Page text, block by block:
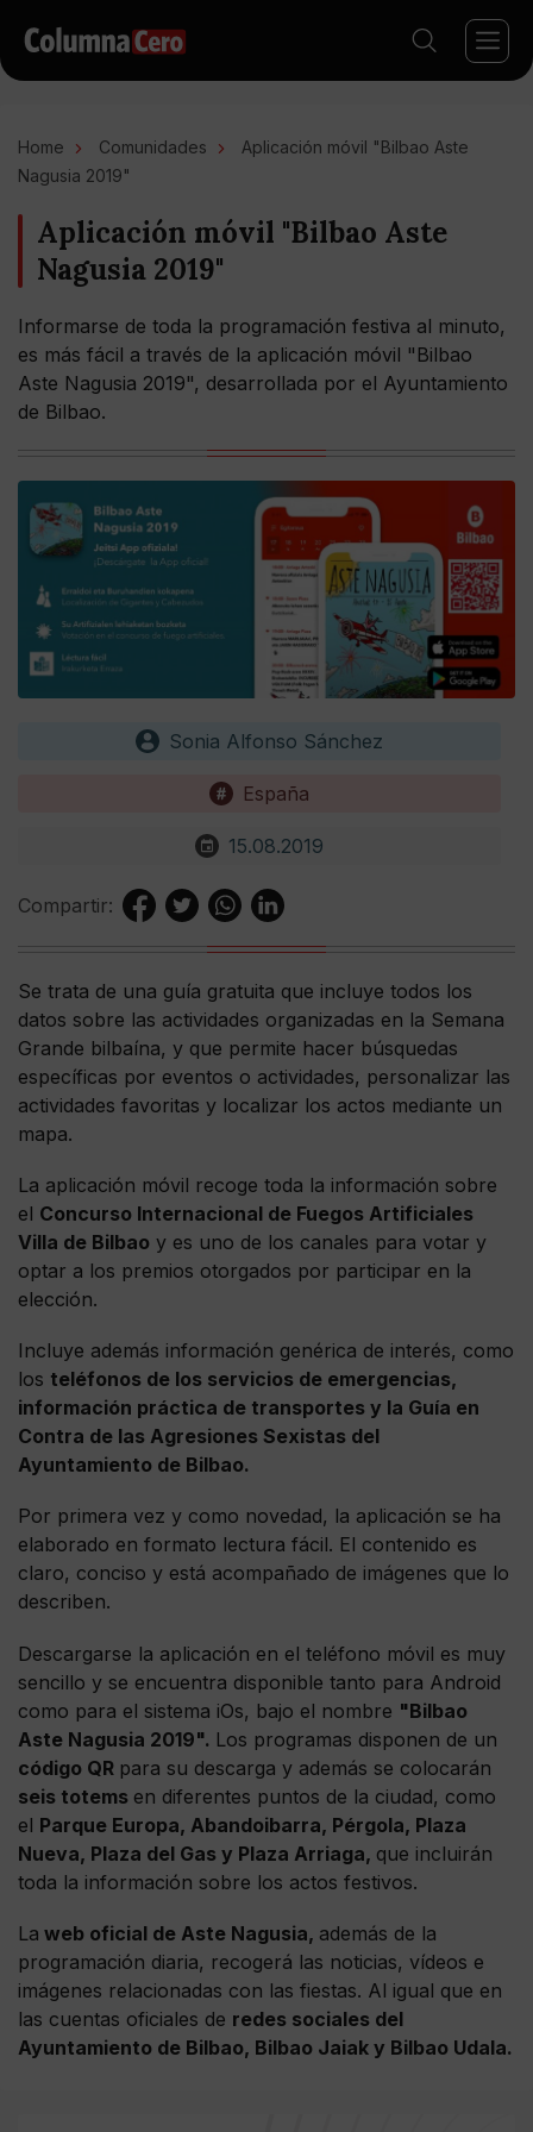
Home Comunidades
Aplicación móvil "Bilbao Aste
Nagusia 2019"
Aplicación móvil "Bilbao Aste
Nagusia 2019"
Informarse de toda la programación festiva al minuto,
es más fácil a través de la aplicación móvil "Bilbao
Aste Nagusia 2019", desarrollada por el Ayuntamiento
de Bilbao.
Sonia Alfonso Sánchez
España
15.08.2019
Compartir:
Se trata de una guía gratuita que incluye todos los
datos sobre las actividades organizadas en la Semana
Grande bilbaína, y que permite hacer búsquedas
específicas por eventos o actividades, personalizar las
actividades favoritas y localizar los actos mediante un
mapa.
La aplicación móvil recoge toda la información sobre
el Concurso Internacional de Fuegos Artificiales
Villa de Bilbao y es uno de los canales para votar y
optar a los premios otorgados por participar en la
elección.
Incluye además información genérica de interés, como
los teléfonos de los servicios de emergencias,
información práctica de transportes y la Guía en
Contra de las Agresiones Sexistas del
Ayuntamiento de Bilbao.
Por primera vez y como novedad, la aplicación se ha
elaborado en formato lectura fácil. El contenido es
claro, conciso y está acompañado de imágenes que lo
describen.
Descargarse la aplicación en el teléfono móvil es muy
sencillo y se encuentra disponible tanto para Android
como para el sistema iOs, bajo el nombre "Bilbao
Aste Nagusia 2019". Los programas disponen de un
código QR para su descarga y además se colocarán
seis totems en diferentes puntos de la ciudad, como
el Parque Europa, Abandoibarra, Pérgola, Plaza
Nueva, Plaza del Gas y Plaza Arriaga, que incluirán
toda la información sobre los actos festivos.
La web oficial de Aste Nagusia, además de la
programación diaria, recogerá las noticias, vídeos e
imágenes relacionadas con las fiestas. Al igual que en
las cuentas oficiales de redes sociales del
Ayuntamiento de Bilbao, Bilbao Jaiak y Bilbao Udala.